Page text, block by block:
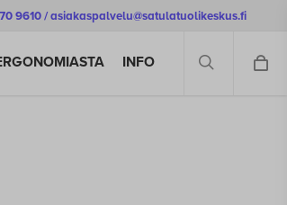
9610 / asiakaspalvelu@satulatuolikeskus.fi
INFO